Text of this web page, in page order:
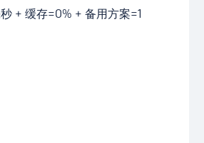
+ 缓存=0% + 备用方案=1